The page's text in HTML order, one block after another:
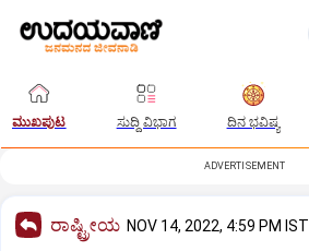
ಮುಖಪುಟ ಸುದ್ದಿ ವಿಭಾಗ ದಿನ ಭವಿಷ್ಯ
ADVERTISEMENT
ರಾಷ್ಟ್ರೀಯ NOV 14, 2022, 4:59 PM IST